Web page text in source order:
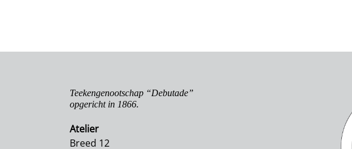
Teekengenootschap “Debutade”
opgericht in 1866.
Atelier
Breed 12